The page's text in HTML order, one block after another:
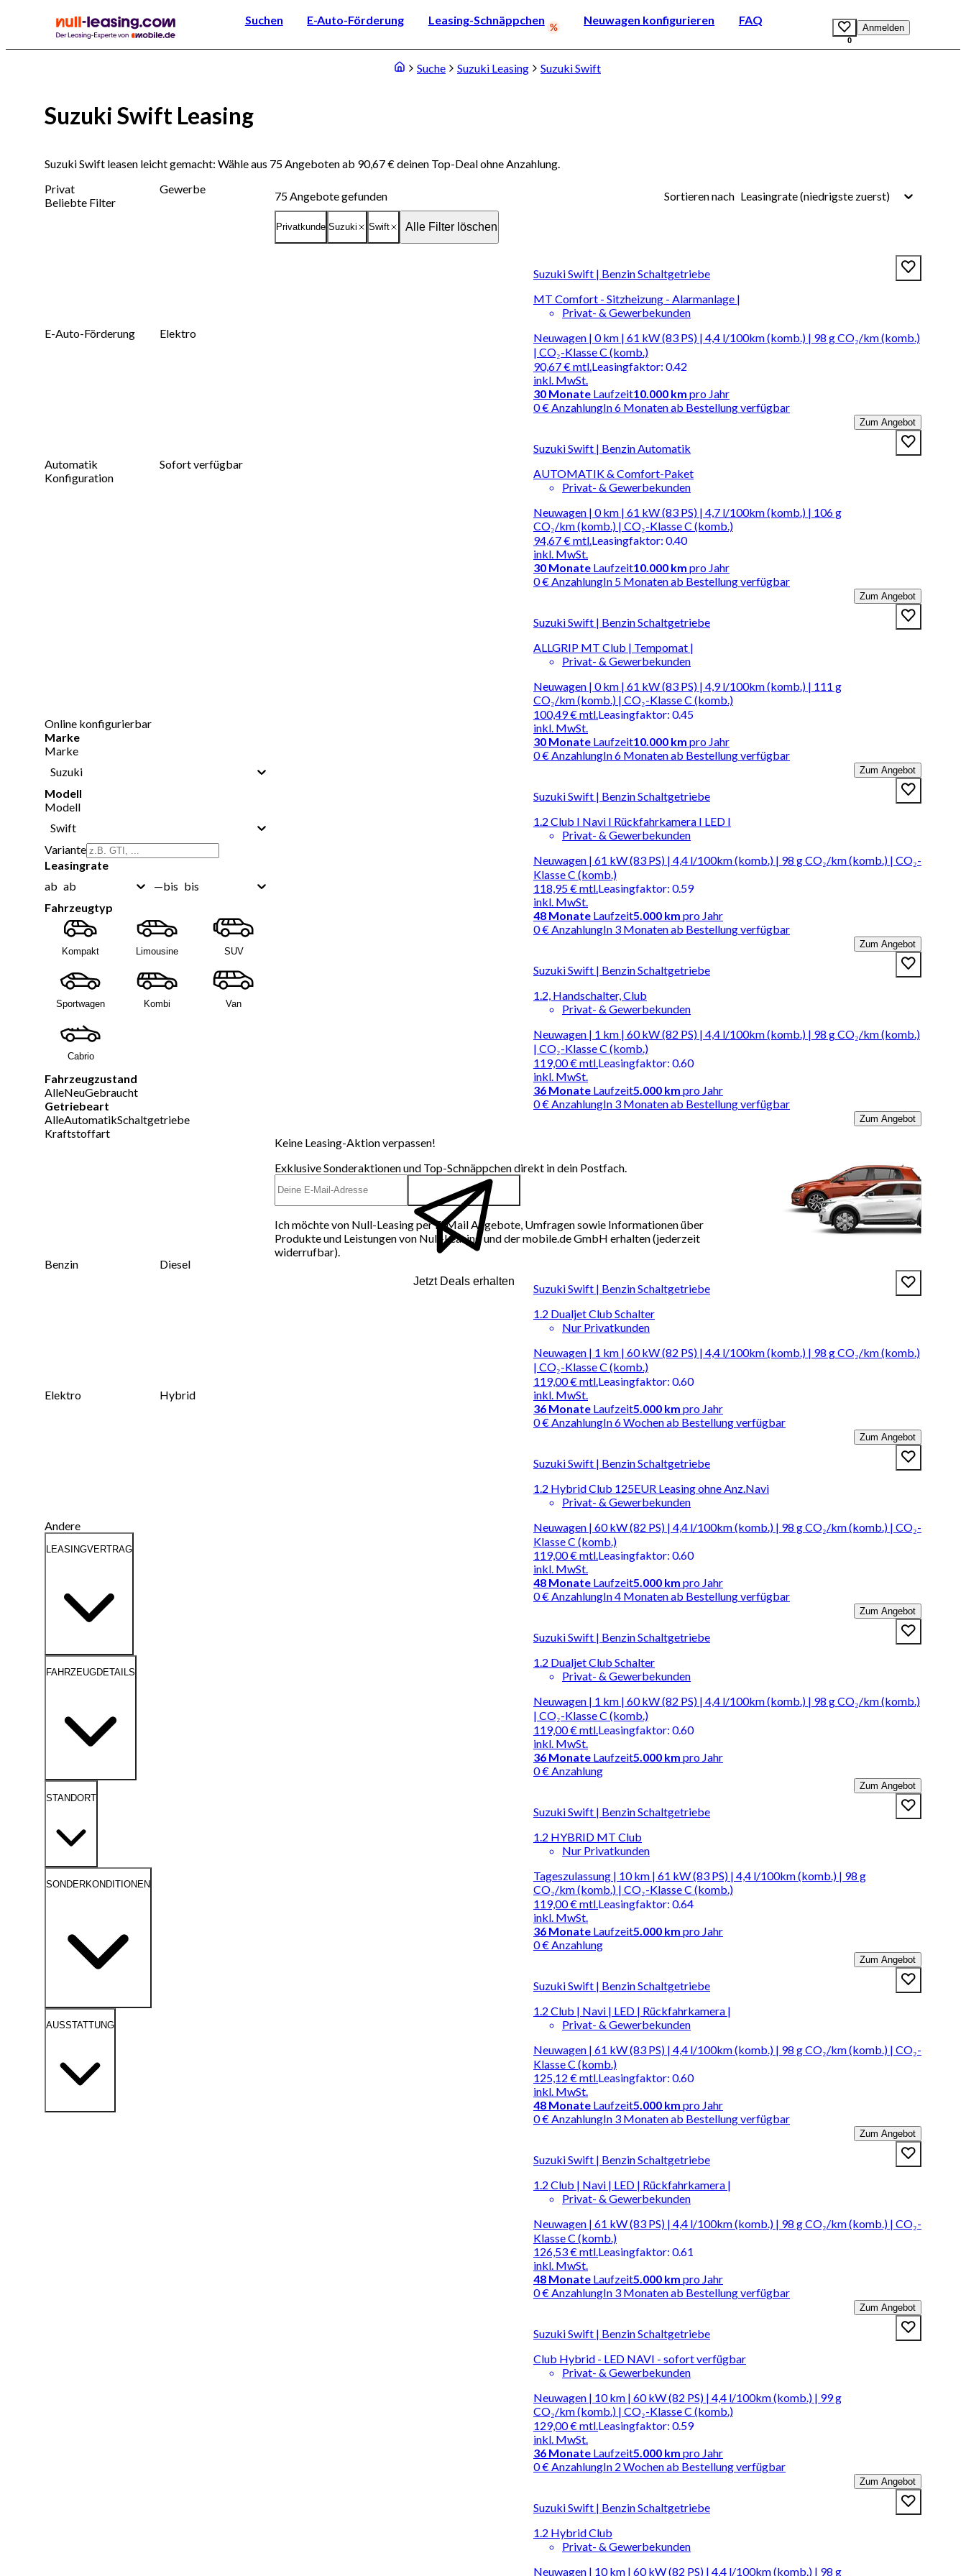
Suchen E-Auto-Förderung Leasing-Schnäppchen Neuwagen konfigurieren FAQ
0
Anmelden
Suche Suzuki Leasing Suzuki Swift
Suzuki Swift Leasing
Suzuki Swift leasen leicht gemacht: Wähle aus 75 Angeboten ab 90,67 € deinen Top-Deal ohne Anzahlung.
Privat
Gewerbe
Beliebte Filter
E-Auto-Förderung Elektro
Automatik
Sofort verfügbar
Konfiguration
Online konfigurierbar
Marke
Marke
Suzuki
Modell
Modell
Swift
Variante
Leasingrate
ab ab —bis bis
Fahrzeugtyp
Kompakt Limousine SUV
Sportwagen Kombi Van
Cabrio
Fahrzeugzustand
AlleNeuGebraucht
Getriebeart
AlleAutomatikSchaltgetriebe
Kraftstoffart
Benzin Diesel
Elektro Hybrid
Andere
LEASINGVERTRAG
FAHRZEUGDETAILS
STANDORT
SONDERKONDITIONEN
AUSSTATTUNG
75Angebote gefunden Sortieren nach Leasingrate (niedrigste zuerst)
Privatkunde Suzuki Swift Alle Filter löschen
Suzuki Swift | Benzin Schaltgetriebe
MT Comfort - Sitzheizung - Alarmanlage |
Privat- & Gewerbekunden
Neuwagen | 0 km | 61 kW (83 PS) | 4,4 l/100km (komb.) | 98 g CO₂/km (komb.)
| CO₂-Klasse C (komb.)
90,67 €mtl.
inkl. MwSt.
Leasingfaktor: 0.42
30 Monate Laufzeit10.000 km pro Jahr
0 € AnzahlungIn 6 Monaten ab Bestellung verfügbar
Zum Angebot
Suzuki Swift | Benzin Automatik
AUTOMATIK & Comfort-Paket
Privat- & Gewerbekunden
Neuwagen | 0 km | 61 kW (83 PS) | 4,7 l/100km (komb.) | 106 g
CO₂/km (komb.) | CO₂-Klasse C (komb.)
94,67 €mtl.
inkl. MwSt.
Leasingfaktor: 0.40
30 Monate Laufzeit10.000 km pro Jahr
0 € AnzahlungIn 5 Monaten ab Bestellung verfügbar
Zum Angebot
Suzuki Swift | Benzin Schaltgetriebe
ALLGRIP MT Club | Tempomat |
Privat- & Gewerbekunden
Neuwagen | 0 km | 61 kW (83 PS) | 4,9 l/100km (komb.) | 111 g
CO₂/km (komb.) | CO₂-Klasse C (komb.)
100,49 €mtl.
inkl. MwSt.
Leasingfaktor: 0.45
30 Monate Laufzeit10.000 km pro Jahr
0 € AnzahlungIn 6 Monaten ab Bestellung verfügbar
Zum Angebot
Suzuki Swift | Benzin Schaltgetriebe
1.2 Club I Navi I Rückfahrkamera I LED I
Privat- & Gewerbekunden
Neuwagen | 61 kW (83 PS) | 4,4 l/100km (komb.) | 98 g CO₂/km (komb.) | CO₂-
Klasse C (komb.)
118,95 €mtl.
inkl. MwSt.
Leasingfaktor: 0.59
48 Monate Laufzeit5.000 km pro Jahr
0 € AnzahlungIn 3 Monaten ab Bestellung verfügbar
Zum Angebot
Suzuki Swift | Benzin Schaltgetriebe
1.2, Handschalter, Club
Privat- & Gewerbekunden
Neuwagen | 1 km | 60 kW (82 PS) | 4,4 l/100km (komb.) | 98 g CO₂/km (komb.)
| CO₂-Klasse C (komb.)
119,00 €mtl.
inkl. MwSt.
Leasingfaktor: 0.60
36 Monate Laufzeit5.000 km pro Jahr
0 € AnzahlungIn 3 Monaten ab Bestellung verfügbar
Zum Angebot
Keine Leasing-Aktion verpassen!
Exklusive Sonderaktionen und Top-Schnäppchen direkt in dein Postfach.
Jetzt Deals erhalten
Ich möchte von Null-Leasing per E-Mail Angebote, Umfragen sowie Informationen über
Produkte und Leistungen von Null-Leasing und der mobile.de GmbH erhalten (jederzeit
widerrufbar).
Suzuki Swift | Benzin Schaltgetriebe
1.2 Dualjet Club Schalter
Nur Privatkunden
Neuwagen | 1 km | 60 kW (82 PS) | 4,4 l/100km (komb.) | 98 g CO₂/km (komb.)
| CO₂-Klasse C (komb.)
119,00 €mtl.
inkl. MwSt.
Leasingfaktor: 0.60
36 Monate Laufzeit5.000 km pro Jahr
0 € AnzahlungIn 6 Wochen ab Bestellung verfügbar
Zum Angebot
Suzuki Swift | Benzin Schaltgetriebe
1.2 Hybrid Club 125EUR Leasing ohne Anz.Navi
Privat- & Gewerbekunden
Neuwagen | 60 kW (82 PS) | 4,4 l/100km (komb.) | 98 g CO₂/km (komb.) | CO₂-
Klasse C (komb.)
119,00 €mtl.
inkl. MwSt.
Leasingfaktor: 0.60
48 Monate Laufzeit5.000 km pro Jahr
0 € AnzahlungIn 4 Monaten ab Bestellung verfügbar
Zum Angebot
Suzuki Swift | Benzin Schaltgetriebe
1.2 Dualjet Club Schalter
Privat- & Gewerbekunden
Neuwagen | 1 km | 60 kW (82 PS) | 4,4 l/100km (komb.) | 98 g CO₂/km (komb.)
| CO₂-Klasse C (komb.)
119,00 €mtl.
inkl. MwSt.
Leasingfaktor: 0.60
36 Monate Laufzeit5.000 km pro Jahr
0 € Anzahlung
Zum Angebot
Suzuki Swift | Benzin Schaltgetriebe
1.2 HYBRID MT Club
Nur Privatkunden
Tageszulassung | 10 km | 61 kW (83 PS) | 4,4 l/100km (komb.) | 98 g
CO₂/km (komb.) | CO₂-Klasse C (komb.)
119,00 €mtl.
inkl. MwSt.
Leasingfaktor: 0.64
36 Monate Laufzeit5.000 km pro Jahr
0 € Anzahlung
Zum Angebot
Suzuki Swift | Benzin Schaltgetriebe
1.2 Club | Navi | LED | Rückfahrkamera |
Privat- & Gewerbekunden
Neuwagen | 61 kW (83 PS) | 4,4 l/100km (komb.) | 98 g CO₂/km (komb.) | CO₂-
Klasse C (komb.)
125,12 €mtl.
inkl. MwSt.
Leasingfaktor: 0.60
48 Monate Laufzeit5.000 km pro Jahr
0 € AnzahlungIn 3 Monaten ab Bestellung verfügbar
Zum Angebot
Suzuki Swift | Benzin Schaltgetriebe
1.2 Club | Navi | LED | Rückfahrkamera |
Privat- & Gewerbekunden
Neuwagen | 61 kW (83 PS) | 4,4 l/100km (komb.) | 98 g CO₂/km (komb.) | CO₂-
Klasse C (komb.)
126,53 €mtl.
inkl. MwSt.
Leasingfaktor: 0.61
48 Monate Laufzeit5.000 km pro Jahr
0 € AnzahlungIn 3 Monaten ab Bestellung verfügbar
Zum Angebot
Suzuki Swift | Benzin Schaltgetriebe
Club Hybrid - LED NAVI - sofort verfügbar
Privat- & Gewerbekunden
Neuwagen | 10 km | 60 kW (82 PS) | 4,4 l/100km (komb.) | 99 g
CO₂/km (komb.) | CO₂-Klasse C (komb.)
129,00 €mtl.
inkl. MwSt.
Leasingfaktor: 0.59
36 Monate Laufzeit5.000 km pro Jahr
0 € AnzahlungIn 2 Wochen ab Bestellung verfügbar
Zum Angebot
Suzuki Swift | Benzin Schaltgetriebe
1.2 Hybrid Club
Privat- & Gewerbekunden
Neuwagen | 10 km | 60 kW (82 PS) | 4,4 l/100km (komb.) | 98 g